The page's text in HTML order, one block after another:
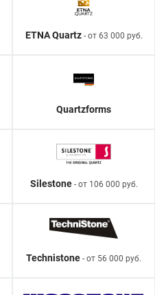
ETNA Quartz- от 63 000 руб.
Quartzforms
Silestone- от 106 000 руб.
Technistone - от 56 000 руб.